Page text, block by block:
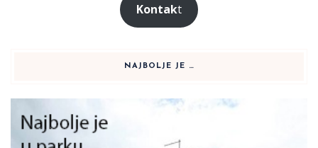
Kontakt
NAJBOLJE JE …